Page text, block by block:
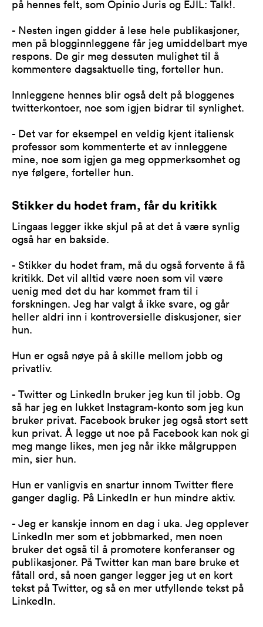
på hennes felt, som Opinio Juris og EJIL: Talk!.
- Nesten ingen gidder å lese hele publikasjoner,
men på blogginnleggene får jeg umiddelbart mye
respons. De gir meg dessuten mulighet til å
kommentere dagsaktuelle ting, forteller hun.
Innleggene hennes blir også delt på bloggenes
twitterkontoer, noe som igjen bidrar til synlighet.
- Det var for eksempel en veldig kjent italiensk
professor som kommenterte et av innleggene
mine, noe som igjen ga meg oppmerksomhet og
nye følgere, forteller hun.
Stikker du hodet fram, får du kritikk
Lingaas legger ikke skjul på at det å være synlig
også har en bakside.
- Stikker du hodet fram, må du også forvente å få
kritikk. Det vil alltid være noen som vil være
uenig med det du har kommet fram til i
forskningen. Jeg har valgt å ikke svare, og går
heller aldri inn i kontroversielle diskusjoner, sier
hun.
Hun er også nøye på å skille mellom jobb og
privatliv.
- Twitter og LinkedIn bruker jeg kun til jobb. Og
så har jeg en lukket Instagram-konto som jeg kun
bruker privat. Facebook bruker jeg også stort sett
kun privat. Å legge ut noe på Facebook kan nok gi
meg mange likes, men jeg når ikke målgruppen
min, sier hun.
Hun er vanligvis en snartur innom Twitter flere
ganger daglig. På LinkedIn er hun mindre aktiv.
- Jeg er kanskje innom en dag i uka. Jeg opplever
LinkedIn mer som et jobbmarked, men noen
bruker det også til å promotere konferanser og
publikasjoner. På Twitter kan man bare bruke et
fåtall ord, så noen ganger legger jeg ut en kort
tekst på Twitter, og så en mer utfyllende tekst på
LinkedIn.